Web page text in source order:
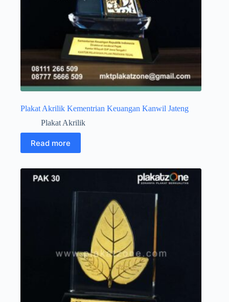
Plakat Akrilik Kementrian Keuangan Kanwil Jateng
Plakat Akrilik
Read more